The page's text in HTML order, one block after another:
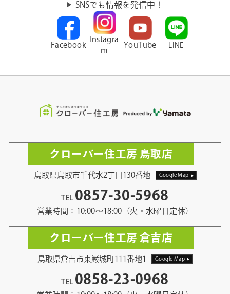
SNSでも情報を発信中！
Facebook
Instagra
m
YouTube LINE
クローバー住工房 鳥取店
鳥取県鳥取市千代水2丁目130番地 Google Map
TEL 0857-30-5968
営業時間：10:00〜18:00（火・水曜日定休）
クローバー住工房 倉吉店
鳥取県倉吉市東巌城町111番地1 Google Map
TEL 0858-23-0968